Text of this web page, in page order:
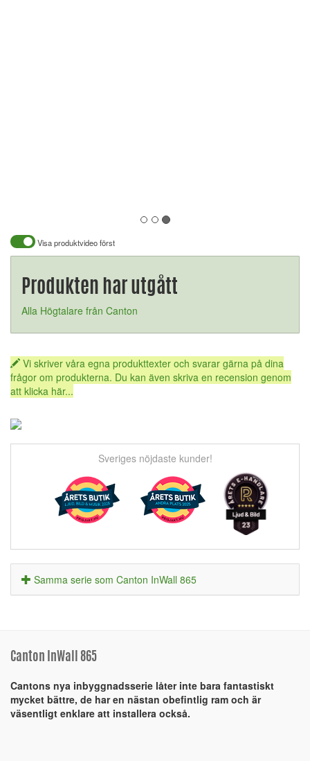
Visa produktvideo först
Produkten har utgått
Alla Högtalare från Canton
Vi skriver våra egna produkttexter och svarar gärna på dina
frågor om produkterna. Du kan även skriva en recension genom
att klicka här...
Sveriges nöjdaste kunder!
Samma serie som Canton InWall 865
Canton InWall 865
Cantons nya inbyggnadsserie låter inte bara fantastiskt
mycket bättre, de har en nästan obefintlig ram och är
väsentligt enklare att installera också.